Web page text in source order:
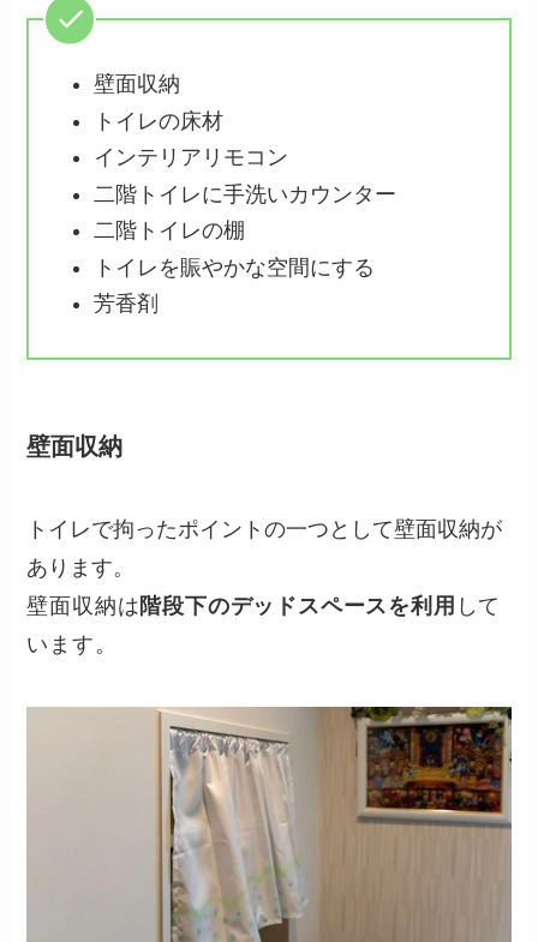
壁面収納
トイレの床材
インテリアリモコン
二階トイレに手洗いカウンター
二階トイレの棚
トイレを賑やかな空間にする
芳香剤
壁面収納
トイレで拘ったポイントの一つとして壁面収納が
あります。
壁面収納は階段下のデッドスペースを利用 して
います。